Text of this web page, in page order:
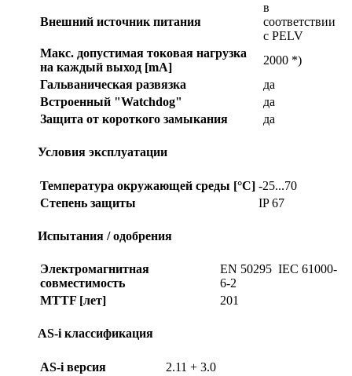
Внешний источник питания
в
соответствии
с PELV
Макс. допустимая токовая нагрузка
на каждый выход [mA]
2000 *)
Гальваническая развязка
да
Встроенный "Watchdog"
да
Защита от короткого замыкания
да
Условия эксплуатации
Температура окружающей среды [°C] -25...70
Степень защиты
IP 67
Испытания / одобрения
Электромагнитная
совместимость
EN 50295 IEC 61000-
6-2
MTTF [лет]
201
AS-i классификация
AS-i версия
2.11 + 3.0